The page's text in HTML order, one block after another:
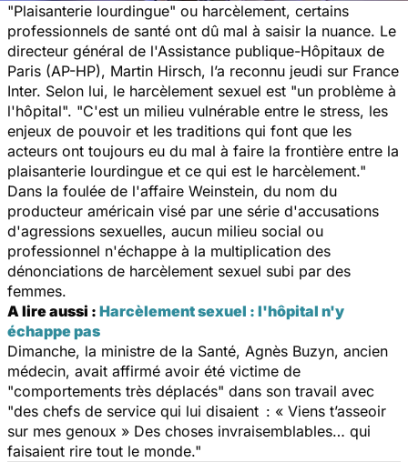
"Plaisanterie lourdingue" ou harcèlement, certains
professionnels de santé ont dû mal à saisir la nuance. Le
directeur général de l'Assistance publique-Hôpitaux de
Paris (AP-HP), Martin Hirsch, l’a reconnu jeudi sur France
Inter. Selon lui, le harcèlement sexuel est "un problème à
l'hôpital". "C'est un milieu vulnérable entre le stress, les
enjeux de pouvoir et les traditions qui font que les
acteurs ont toujours eu du mal à faire la frontière entre la
plaisanterie lourdingue et ce qui est le harcèlement."
Dans la foulée de l'affaire Weinstein, du nom du
producteur américain visé par une série d'accusations
d'agressions sexuelles, aucun milieu social ou
professionnel n'échappe à la multiplication des
dénonciations de harcèlement sexuel subi par des
femmes.
A lire aussi : Harcèlement sexuel : l'hôpital n'y
échappe pas
Dimanche, la ministre de la Santé, Agnès Buzyn, ancien
médecin, avait affirmé avoir été victime de
"comportements très déplacés" dans son travail avec
"des chefs de service qui lui disaient : « Viens t’asseoir
sur mes genoux » Des choses invraisemblables… qui
faisaient rire tout le monde."